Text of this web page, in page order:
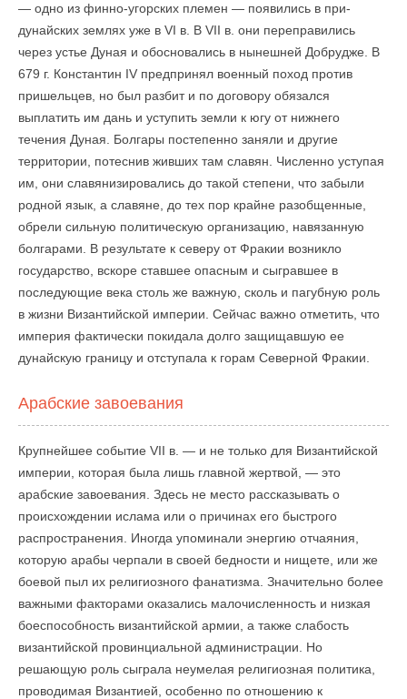
— одно из финно-угорских племен — появились в при-
дунайских землях уже в VI в. В VII в. они переправились
через устье Дуная и обосновались в нынешней Добрудже. В
679 г. Константин IV предпринял военный поход против
пришельцев, но был разбит и по договору обязался
выплатить им дань и уступить земли к югу от нижнего
течения Дуная. Болгары постепенно заняли и другие
территории, потеснив живших там славян. Численно уступая
им, они славянизировались до такой степени, что забыли
родной язык, а славяне, до тех пор крайне разобщенные,
обрели сильную политическую организацию, навязанную
болгарами. В результате к северу от Фракии возникло
государство, вскоре ставшее опасным и сыгравшее в
последующие века столь же важную, сколь и пагубную роль
в жизни Византийской империи. Сейчас важно отметить, что
империя фактически покидала долго защищавшую ее
дунайскую границу и отступала к горам Северной Фракии.
Арабские завоевания
Крупнейшее событие VII в. — и не только для Византийской
империи, которая была лишь главной жертвой, — это
арабские завоевания. Здесь не место рассказывать о
происхождении ислама или о причинах его быстрого
распространения. Иногда упоминали энергию отчаяния,
которую арабы черпали в своей бедности и нищете, или же
боевой пыл их религиозного фанатизма. Значительно более
важными факторами оказались малочисленность и низкая
боеспособность византийской армии, а также слабость
византийской провинциальной администрации. Но
решающую роль сыграла неумелая религиозная политика,
проводимая Византией, особенно по отношению к